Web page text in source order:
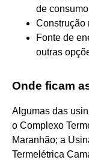
de
Construção
Fonte de
outras
Onde ficam
Algumas das
o Complexo
Maranhão; a
Termelétrica